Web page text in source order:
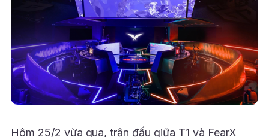
Hôm 25/2 vừa qua, trận đấu giữa T1 và FearX